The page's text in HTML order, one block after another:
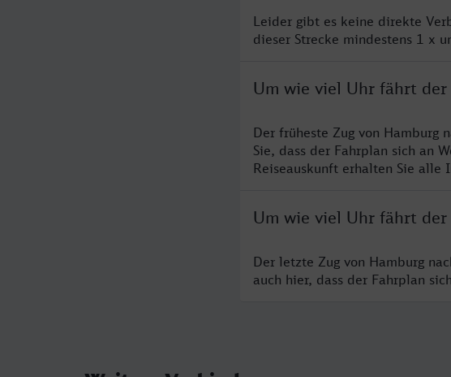
Leider gibt es keine direkte
dieser Strecke mindestens 1 x
Um wie viel Uhr fährt der
Der früheste Zug von Hamburg
Sie, dass der Fahrplan sich an
Reiseauskunft erhalten Sie
Um wie viel Uhr fährt der
Der letzte Zug von Hamburg
auch hier, dass der Fahrplan